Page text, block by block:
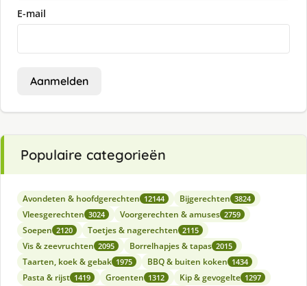
E-mail
Aanmelden
Populaire categorieën
Avondeten & hoofdgerechten 12144 Bijgerechten 3824
Vleesgerechten 3024 Voorgerechten & amuses 2759
Soepen 2120 Toetjes & nagerechten 2115
Vis & zeevruchten 2095 Borrelhapjes & tapas 2015
Taarten, koek & gebak 1975 BBQ & buiten koken 1434
Pasta & rijst 1419 Groenten 1312 Kip & gevogelte 1297